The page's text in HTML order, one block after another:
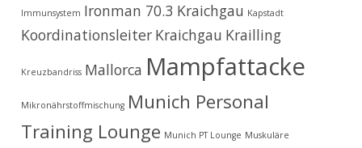
Immunsystem Ironman 70.3 Kraichgau Kapstadt
Koordinationsleiter Kraichgau Krailling
Kreuzbandriss Mallorca Mampfattacke
Mikronährstoffmischung Munich Personal
Training Lounge Munich PT Lounge Muskuläre